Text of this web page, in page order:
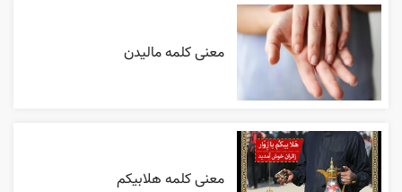
معنی کلمه مالیدن
معنی کلمه هلابیکم